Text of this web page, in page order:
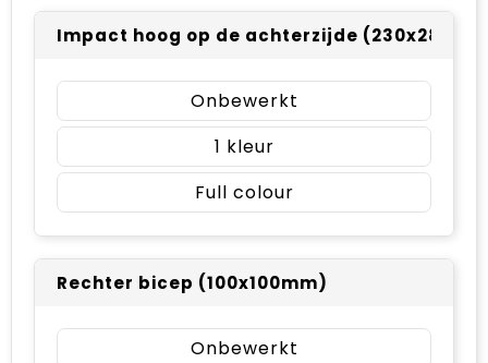
Impact hoog op de achterzijde
Onbewerkt
1
Full colour
Rechter bicep (100x100mm)
Onbewerkt